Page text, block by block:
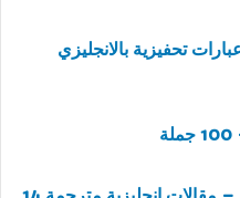
تحفيزية بالانجليزي – 50 عبارات تحفيزية بالانجليزي